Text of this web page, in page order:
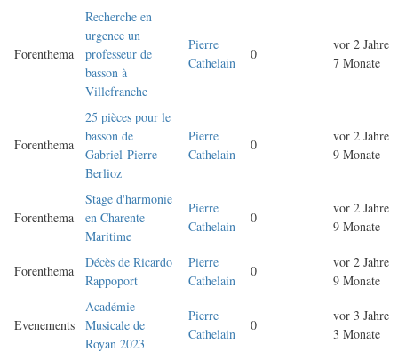
Forenthema
Recherche en
urgence un
professeur de
basson à
Villefranche
Pierre
Cathelain
0
vor 2 Jahre
7 Monate
Forenthema
25 pièces pour le
basson de
Gabriel-Pierre
Berlioz
Pierre
Cathelain
0
vor 2 Jahre
9 Monate
Forenthema
Stage d'harmonie
en Charente
Maritime
Pierre
Cathelain
0
vor 2 Jahre
9 Monate
Forenthema
Décès de Ricardo
Rappoport
Pierre
Cathelain
0
vor 2 Jahre
9 Monate
Evenements
Académie
Musicale de
Royan 2023
Pierre
Cathelain
0
vor 3 Jahre
3 Monate